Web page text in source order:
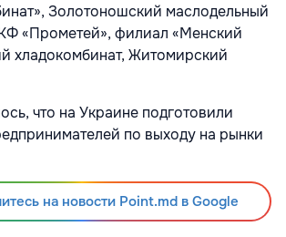
Золотоношский маслодельный
«Прометей», филиал «Менский
хладокомбинат, Житомирский
что на Украине подготовили
по выходу на рынки
на новости Point.md в Google